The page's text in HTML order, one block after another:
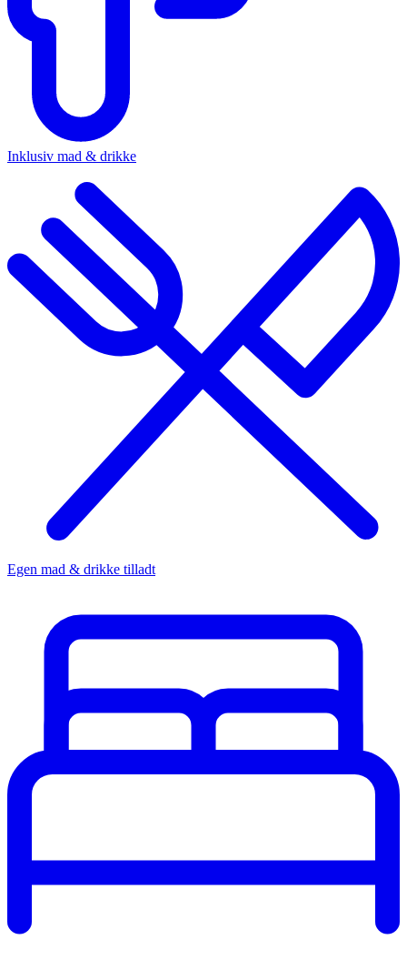
Inklusiv mad & drikke
Egen mad & drikke tilladt